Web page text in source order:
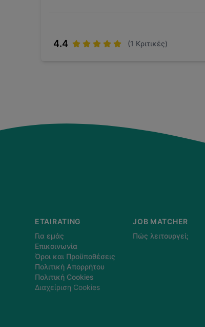
4.4 (1 Κριτικές)
ETAIRATING
Για εμάς
Επικοινωνία
Όροι και Προϋποθέσεις
Πολιτική Απορρήτου
Πολιτική Cookies
Διαχείριση Cookies
JOB MATCHER
Πώς λειτουργεί;